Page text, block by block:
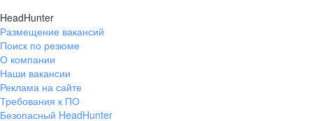
HeadHunter
Размещение вакансий
Поиск по резюме
О компании
Наши вакансии
Реклама на сайте
Требования к ПО
Безопасный HeadHunter